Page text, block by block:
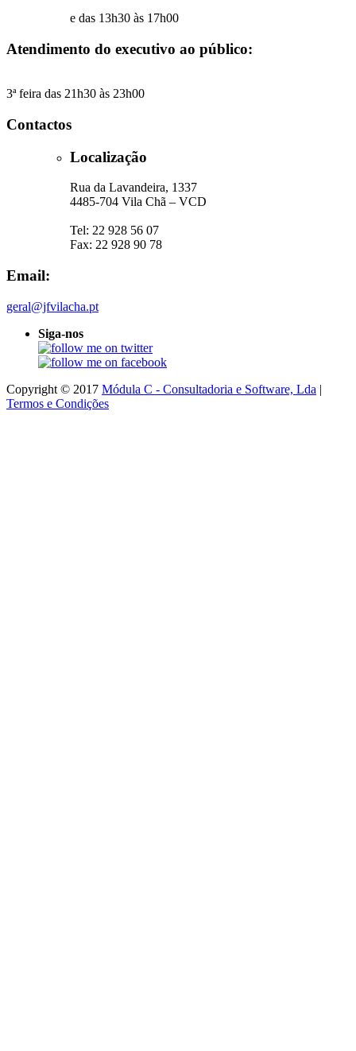
e das 13h30 às 17h00
Atendimento do executivo ao público:
3ª feira das 21h30 às 23h00
Contactos
Localização
Rua da Lavandeira, 1337
4485-704 Vila Chã – VCD
Tel: 22 928 56 07
Fax: 22 928 90 78
Email:
geral@jfvilacha.pt
Siga-nos
Copyright © 2017 Módula C - Consultadoria e Software, Lda |
Termos e Condições